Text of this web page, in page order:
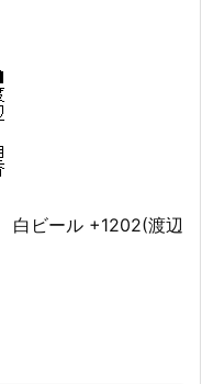
白ビール +1202(渡辺